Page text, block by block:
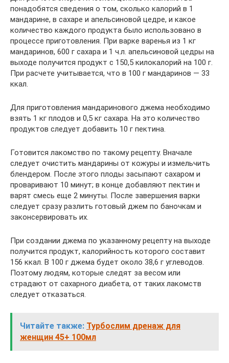
понадобятся сведения о том, сколько калорий в 1
мандарине, в сахаре и апельсиновой цедре, и какое
количество каждого продукта было использовано в
процессе приготовления. При варке варенья из 1 кг
мандаринов, 600 г сахара и 1 ч.л. апельсиновой цедры на
выходе получится продукт с 150,5 килокалорий на 100 г.
При расчете учитывается, что в 100 г мандаринов — 33
ккал.
Для приготовления мандаринового джема необходимо
взять 1 кг плодов и 0,5 кг сахара. На это количество
продуктов следует добавить 10 г пектина.
Готовится лакомство по такому рецепту. Вначале
следует очистить мандарины от кожуры и измельчить
блендером. После этого плоды засыпают сахаром и
проваривают 10 минут; в конце добавляют пектин и
варят смесь еще 2 минуты. После завершения варки
следует сразу разлить готовый джем по баночкам и
законсервировать их.
При создании джема по указанному рецепту на выходе
получится продукт, калорийность которого составит
156 ккал. В 100 г джема будет около 38,6 г углеводов.
Поэтому людям, которые следят за весом или
страдают от сахарного диабета, от таких лакомств
следует отказаться.
Читайте также: Турбослим дренаж для
женщин 45+ 100мл